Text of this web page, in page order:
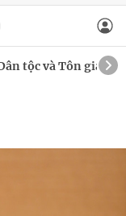
tộc và Tôn giáo